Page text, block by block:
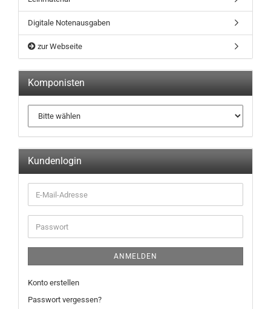
Digitale Notenausgaben
zur Webseite
Komponisten
Kundenlogin
ANMELDEN
Konto erstellen
Passwort vergessen?